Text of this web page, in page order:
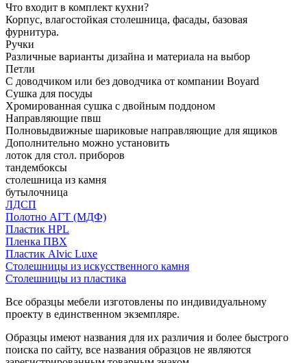
Что входит в комплект кухни?
Корпус, влагостойкая столешница, фасады, базовая
фурнитура.
Ручки
Различные варианты дизайна и материала на выбор
Петли
С доводчиком или без доводчика от компании Boyard
Сушка для посуды
Хромированная сушка с двойным поддоном
Направляющие пвш
Полновыдвижные шариковые направляющие для ящиков
Дополнительно можно установить
лоток для стол. приборов
тандембоксы
столешница из камня
бутылочница
ЛДСП
Полотно АГТ (МДФ)
Пластик HPL
Пленка ПВХ
Пластик Alvic Luxe
Столешницы из искусственного камня
Столешницы из пластика
Все образцы мебели изготовлены по индивидуальному
проекту в единственном экземпляре.
Образцы имеют названия для их различия и более быстрого
поиска по сайту, все названия образцов не являются